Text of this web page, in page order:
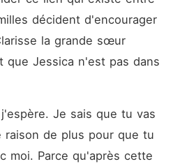
décident d'encourager
la grande sœur
que Jessica n'est pas dans
Je sais que tu vas
raison de plus pour que tu
moi. Parce qu'après cette